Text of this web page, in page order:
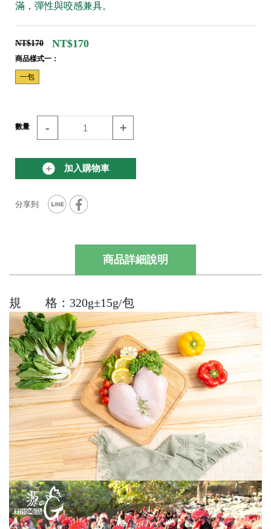
滿，彈性與咬感兼具。
NT$170 NT$170
商品樣式一：
一包
數量 - +
加入購物車
商品詳細說明
規 格：320g±15g/包